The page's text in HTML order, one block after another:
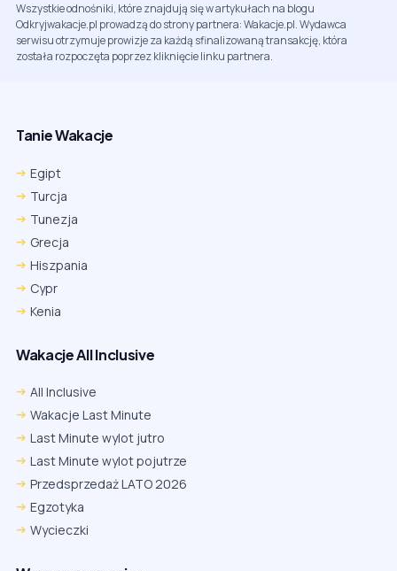
Wszystkie odnośniki, które znajdują się w artykułach na blogu
Odkryjwakacje.pl prowadzą do strony partnera: Wakacje.pl. Wydawca
serwisu otrzymuje prowizje za każdą sfinalizowaną transakcję, która
została rozpoczęta poprzez kliknięcie linku partnera.
Tanie Wakacje
Egipt
Turcja
Tunezja
Grecja
Hiszpania
Cypr
Kenia
Wakacje All Inclusive
All Inclusive
Wakacje Last Minute
Last Minute wylot jutro
Last Minute wylot pojutrze
Przedsprzedaż LATO 2026
Egzotyka
Wycieczki